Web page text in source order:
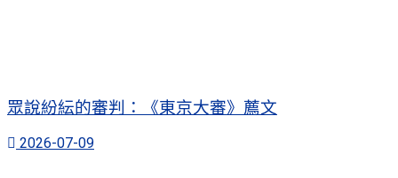
眾說紛紜的審判：《東京大審》薦文
2026-07-09